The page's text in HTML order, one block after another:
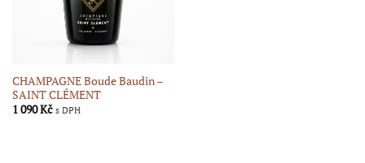
CHAMPAGNE Boude Baudin –
SAINT CLÉMENT
1 090Kč s DPH